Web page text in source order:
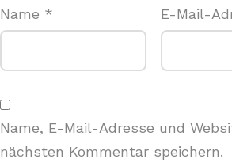
Name * E-Mail-
Name, E-Mail-Adresse und
nächsten Kommentar speichern.